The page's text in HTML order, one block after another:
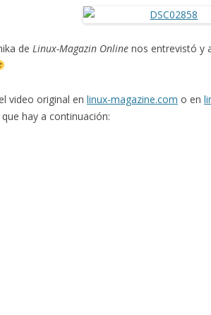
de Linux-Magazin Online nos entrevistó y
video original en linux-magazine.com o en
que hay a continuación: